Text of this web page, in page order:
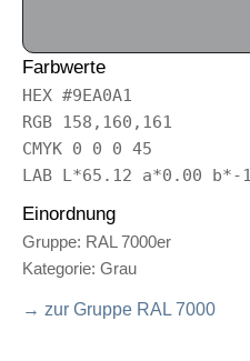
Farbwerte
HEX #9EA0A1
RGB 158,160,161
CMYK 0 0 0 45
LAB L*65.12 a*0.00 b*-
Einordnung
Gruppe: RAL 7000er
Kategorie: Grau
→ zur Gruppe RAL 7000